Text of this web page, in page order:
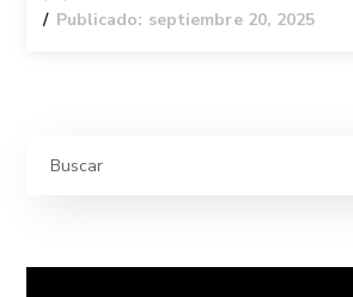
Publicado: septiembre 20, 2025